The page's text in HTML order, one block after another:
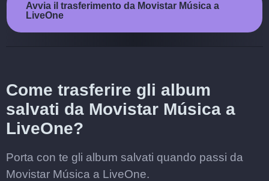
Avvia il trasferimento da Movistar Música a
LiveOne
Come trasferire gli album
salvati da Movistar Música a
LiveOne?
Porta con te gli album salvati quando passi da
Movistar Música a LiveOne.